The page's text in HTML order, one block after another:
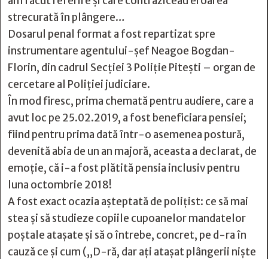
strecurată în plângere…
Dosarul penal format a fost repartizat spre
instrumentare agentului-șef Neagoe Bogdan-
Florin, din cadrul Secţiei 3 Poliţie Piteşti – organ de
cercetare al Poliţiei judiciare.
În mod firesc, prima chemată pentru audiere, care a
avut loc pe 25.02.2019, a fost beneficiara pensiei;
fiind pentru prima dată într-o asemenea postură,
devenită abia de un an majoră, aceasta a declarat, de
emoție, că i-a fost plătită pensia inclusiv pentru
luna octombrie 2018!
A fost exact ocazia așteptată de polițist: ce să mai
stea şi să studieze copiile cupoanelor mandatelor
poştale ataşate şi să o întrebe, concret, pe d-ra în
cauză ce şi cum („D-ră, dar aţi ataşat plângerii nişte